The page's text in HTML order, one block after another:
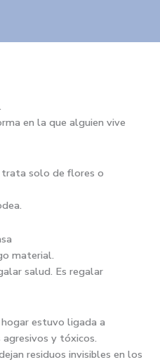
en la que alguien vive
trata solo de flores o
material.
salud. Es regalar
estuvo ligada a
y tóxicos.
residuos invisibles en los